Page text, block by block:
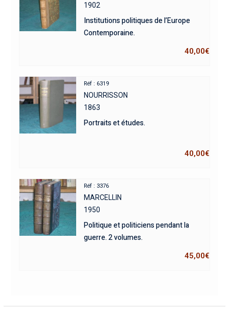
1902
Institutions politiques de l’Europe
Contemporaine.
40,00€
Réf : 6319
NOURRISSON
1863
Portraits et études.
40,00€
Réf : 3376
MARCELLIN
1950
Politique et politiciens pendant la
guerre. 2 volumes.
45,00€